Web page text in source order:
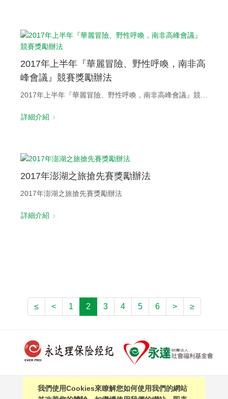
2017年上半年『華麗冒險、野性呼喚，南非高
峰會議』競賽獎勵辦法
詳細介紹
2017年澎湖之旅搶先賽獎勵辦法
2017年澎湖之旅搶先賽獎勵辦法
詳細介紹
≤ < 1 2 3 4 5 6 > ≥
PAGE TOP
我們使用Cookies來瞭解您如何使用我們的網站